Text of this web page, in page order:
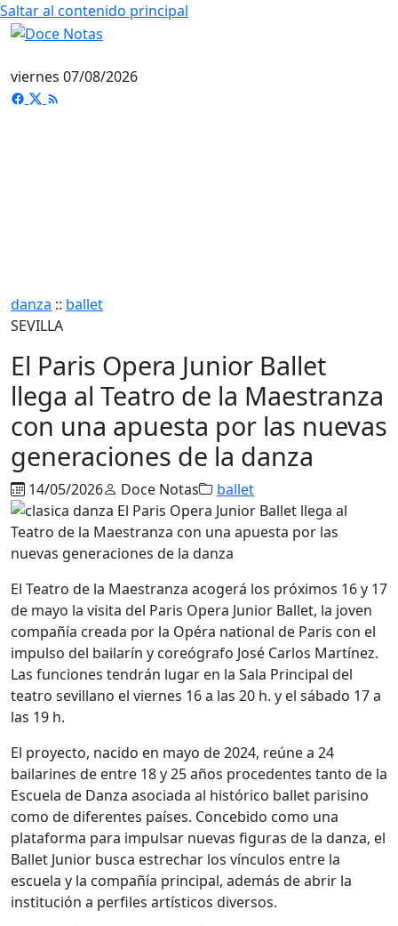
Saltar al contenido principal
viernes 07/08/2026
danza :: ballet
SEVILLA
El Paris Opera Junior Ballet
llega al Teatro de la Maestranza
con una apuesta por las nuevas
generaciones de la danza
14/05/2026 Doce Notas ballet
El Teatro de la Maestranza acogerá los próximos 16 y 17
de mayo la visita del Paris Opera Junior Ballet, la joven
compañía creada por la Opéra national de Paris con el
impulso del bailarín y coreógrafo José Carlos Martínez.
Las funciones tendrán lugar en la Sala Principal del
teatro sevillano el viernes 16 a las 20 h. y el sábado 17 a
las 19 h.
El proyecto, nacido en mayo de 2024, reúne a 24
bailarines de entre 18 y 25 años procedentes tanto de la
Escuela de Danza asociada al histórico ballet parisino
como de diferentes países. Concebido como una
plataforma para impulsar nuevas figuras de la danza, el
Ballet Junior busca estrechar los vínculos entre la
escuela y la compañía principal, además de abrir la
institución a perfiles artísticos diversos.